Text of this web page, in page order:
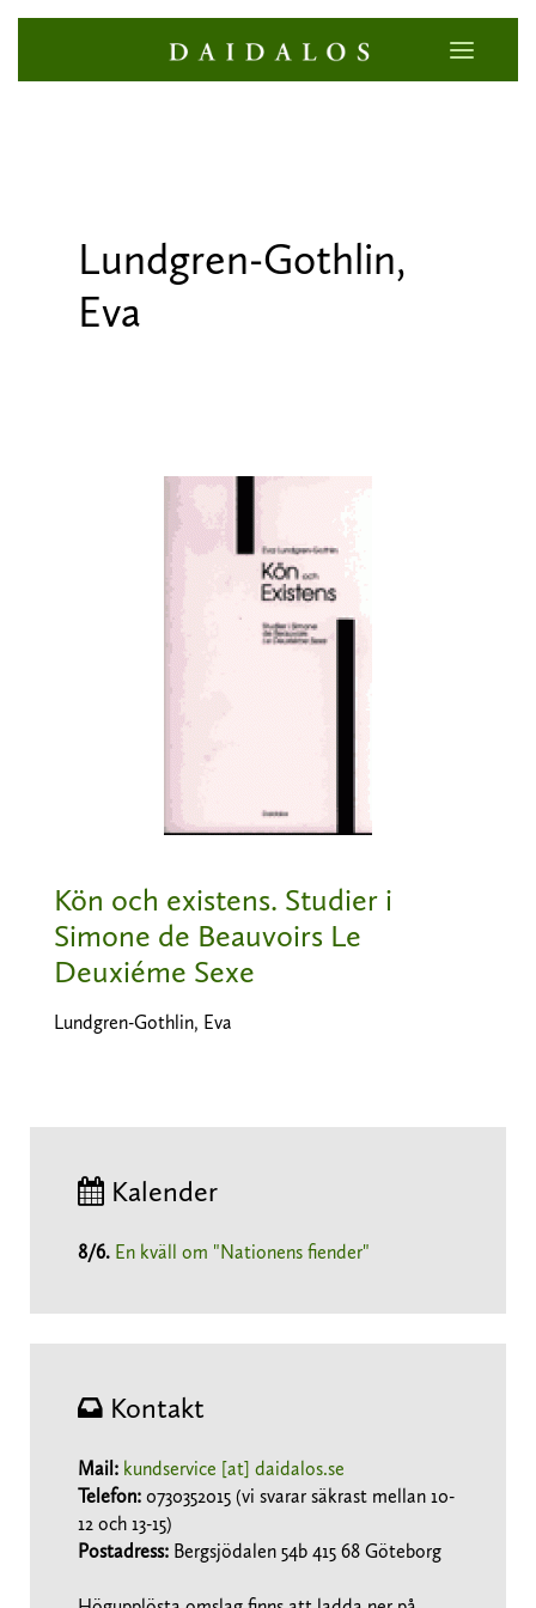
Lundgren-Gothlin,
Eva
Kön och existens. Studier i
Simone de Beauvoirs Le
Deuxiéme Sexe
Lundgren-Gothlin, Eva
Kalender
8/6. En kväll om "Nationens fiender"
Kontakt
Mail: kundservice [at] daidalos.se
Telefon: 0730352015 (vi svarar säkrast mellan 10-
12 och 13-15)
Postadress: Bergsjödalen 54b 415 68 Göteborg